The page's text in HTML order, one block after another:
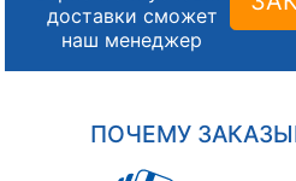
доставки сможет
наш менеджер
ПОЧЕМУ